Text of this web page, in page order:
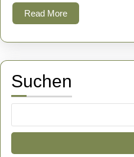
Read MoreRead
More
Suchen